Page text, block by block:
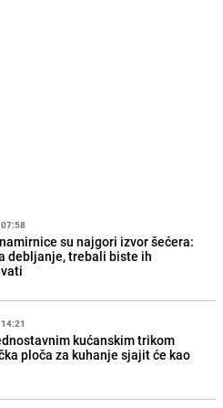
su najgori izvor šećera:
debljanje, trebali biste ih
kućanskim trikom
ploča za kuhanje sjajit će kao